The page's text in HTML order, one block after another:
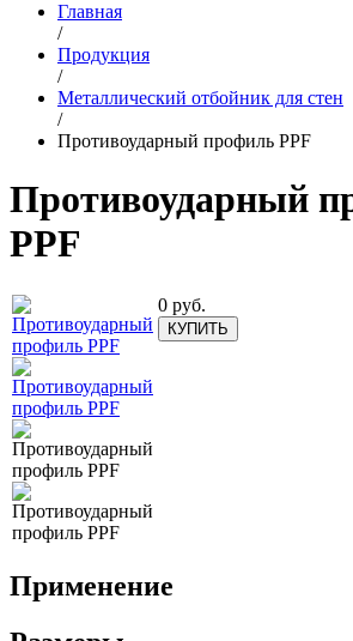
Главная
/
Продукция
/
Металлический отбойник для стен
/
Противоударный профиль PPF
Противоударный
PPF
0 руб.
КУПИТЬ
Применение